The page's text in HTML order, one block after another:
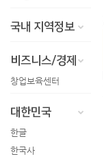
국내 지역정보
비즈니스/경제
창업보육센터
대한민국
한글
한국사